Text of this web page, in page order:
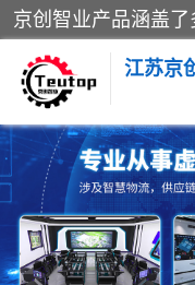
江苏京
VR物流实训
生产系统仿真